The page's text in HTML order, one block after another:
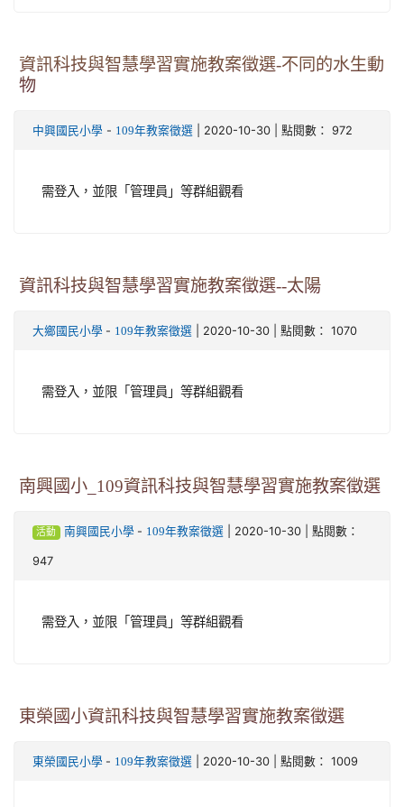
資訊科技與智慧學習實施教案徵選-不同的水生動
物
中興國民小學 - 109年教案徵選 | 2020-10-30 | 點閱數： 972
需登入，並限「管理員」等群組觀看
資訊科技與智慧學習實施教案徵選--太陽
大鄉國民小學 - 109年教案徵選 | 2020-10-30 | 點閱數： 1070
需登入，並限「管理員」等群組觀看
南興國小_109資訊科技與智慧學習實施教案徵選
活動 南興國民小學 - 109年教案徵選| 2020-10-30 | 點閱數：
947
需登入，並限「管理員」等群組觀看
東榮國小資訊科技與智慧學習實施教案徵選
東榮國民小學 - 109年教案徵選 | 2020-10-30 | 點閱數： 1009